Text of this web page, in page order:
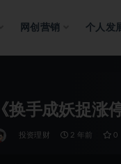
网创营销 个人发
《换手成妖捉涨
投资理财 2 年前 0